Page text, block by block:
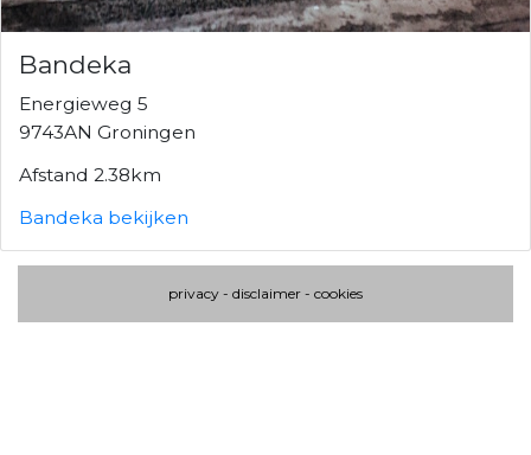
Bandeka
Energieweg 5
9743AN Groningen
Afstand 2.38km
Bandeka bekijken
privacy - disclaimer - cookies